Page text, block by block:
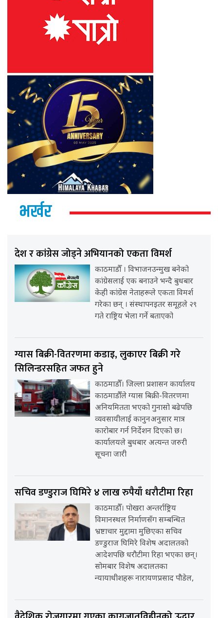
भर्खर
देश र कांग्रेस जोड्ने अभियानको एकता विमर्श
काठमाडौँ । विभाजनउन्मुख बनेको
कांग्रेसलाई एक बनाउने भन्दै बुधबार
केही कांग्रेस नेताहरूले एकता विमर्श
गरेका छन् । संस्थापनइतर समूहले २९
गते राष्ट्रिय भेला गर्ने बताएको
ग्यास बिक्री-वितरणमा कडाइ, लुकाएर बिक्री गरे
सिलिन्डरसहित जफत हुने
काठमाडौँ। जिल्ला प्रशासन कार्यालय
काठमाडौँले ग्यास बिक्री-वितरणमा
अनियमितता भएको गुनासो बढेपछि
व्यवसायीलाई कानुनअनुसार मात्र
कारोबार गर्न निर्देशन दिएको छ।
कार्यालयले बुधबार अत्यन्त जरुरी
सूचना जारी
सचिव डण्डुराज घिमिरे ४ लाख रुपैयाँ धरौटीमा रिहा
काठमाडौँ। पोखरा अन्तर्राष्ट्रिय
विमानस्थल निर्माणसँग सम्बन्धित
भ्रष्टाचार मुद्दामा मुछिएका सचिव
डण्डुराज घिमिरे विशेष अदालतको
आदेशपछि धरौटीमा रिहा भएका छन्।
सोमबार विशेष अदालतका
न्यायाधीशहरू नारायणप्रसाद पौडेल,